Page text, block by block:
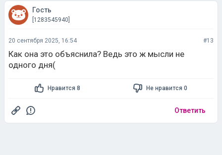
Гость
[1283545940]
20 сентября 2025, 16:54 #13
Как она это объяснила? Ведь это ж мысли не
одного дня(
Нравится 8 Не нравится 0
Ответить